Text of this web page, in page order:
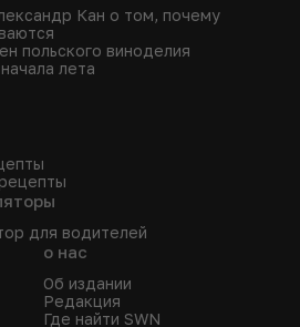
Кан о том, почему
польского виноделия
лета
для водителей
о нас
Об издании
Редакция
Где найти SWN